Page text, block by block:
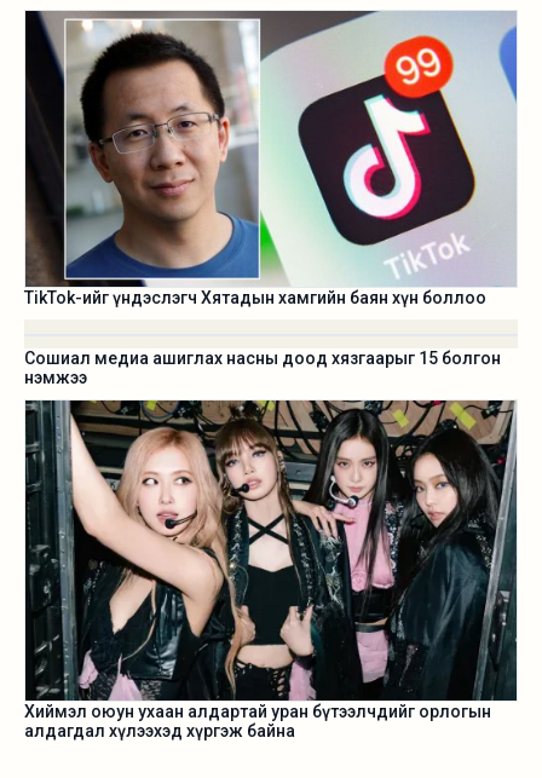
TikTok-ийг үндэслэгч Хятадын хамгийн баян хүн боллоо
Сошиал медиа ашиглах насны доод хязгаарыг 15 болгон
нэмжээ
Хиймэл оюун ухаан алдартай уран бүтээлчдийг орлогын
алдагдал хүлээхэд хүргэж байна